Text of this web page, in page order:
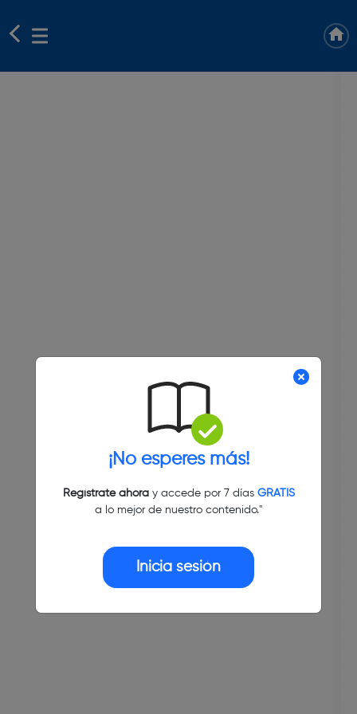
¡No esperes más!
Regístrate ahoray accede por 7 días GRATIS
a lo mejor de nuestro contenido."
Inicia sesión